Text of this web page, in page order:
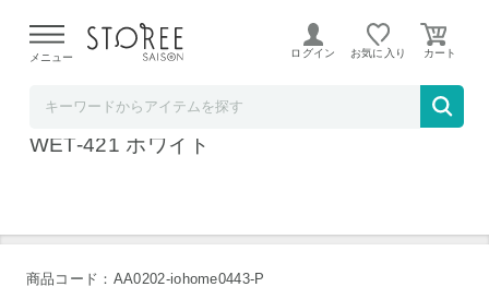
よる配送遅延が発生しております。
メニュー ログイン お気に入り
アイリスオーヤマ ワイドテーブルチェスト
WET-421 ホワイト
商品コード：AA0202-iohome0443-P